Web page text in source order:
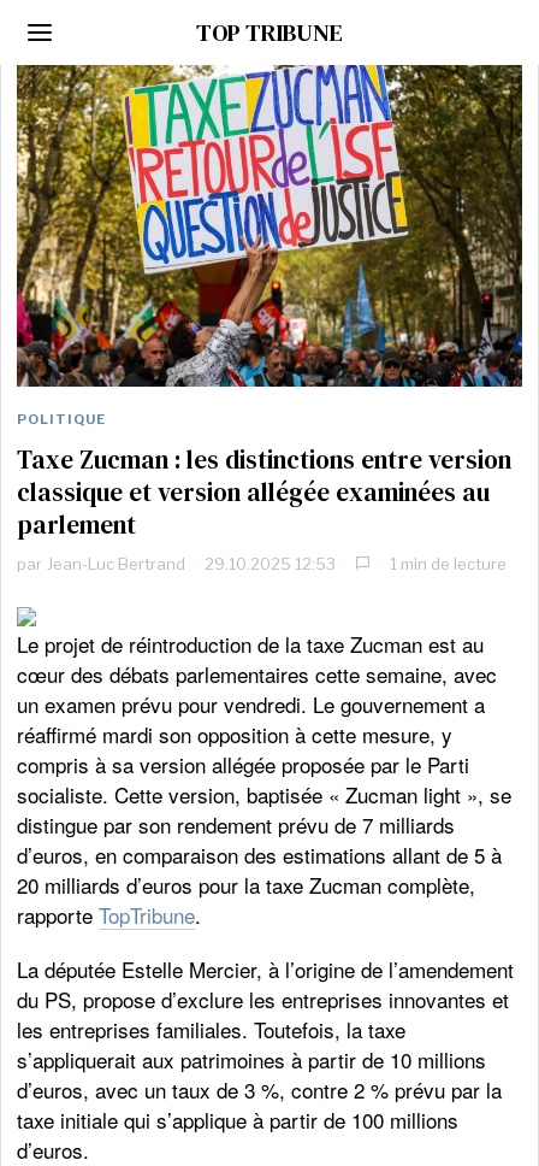
TOP TRIBUNE
POLITIQUE
Taxe Zucman : les distinctions entre version
classique et version allégée examinées au
parlement
par Jean-Luc Bertrand 29.10.2025 12:53 1 min de lecture
Le projet de réintroduction de la taxe Zucman est au
cœur des débats parlementaires cette semaine, avec
un examen prévu pour vendredi. Le gouvernement a
réaffirmé mardi son opposition à cette mesure, y
compris à sa version allégée proposée par le Parti
socialiste. Cette version, baptisée « Zucman light », se
distingue par son rendement prévu de 7 milliards
d’euros, en comparaison des estimations allant de 5 à
20 milliards d’euros pour la taxe Zucman complète,
rapporteTopTribune.
La députée Estelle Mercier, à l’origine de l’amendement
du PS, propose d’exclure les entreprises innovantes et
les entreprises familiales. Toutefois, la taxe
s’appliquerait aux patrimoines à partir de 10 millions
d’euros, avec un taux de 3 %, contre 2 % prévu par la
taxe initiale qui s’applique à partir de 100 millions
d’euros.